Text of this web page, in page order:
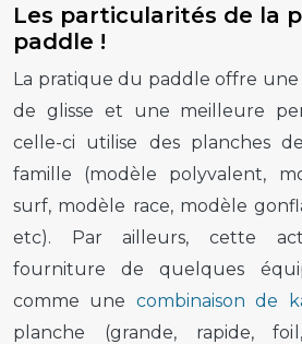
Les particularités de la
paddle !
La pratique du paddle offre
de glisse et une meilleure
celle-ci utilise des planches
famille (modèle polyvalent,
surf, modèle race, modèle
etc). Par ailleurs, cette
fourniture de quelques
comme une combinaison de
planche (grande, rapide,